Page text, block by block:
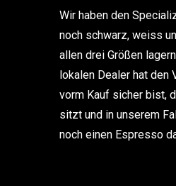
Wir haben den
noch schwarz, weiss
allen drei Größen
lokalen Dealer hat den
vorm Kauf sicher bist,
sitzt und in unserem
noch einen Espresso